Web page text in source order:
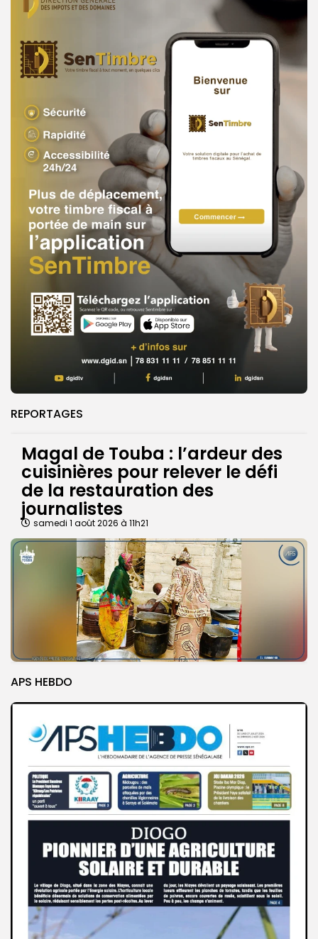
REPORTAGES
Magal de Touba : l’ardeur des
cuisinières pour relever le défi
de la restauration des
journalistes
samedi 1 août 2026 à 11h21
APS HEBDO